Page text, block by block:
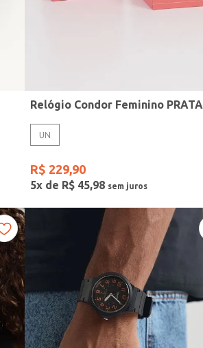
Relógio Condor Feminino PRATA
UN
R$ 229,90
5x de R$ 45,98